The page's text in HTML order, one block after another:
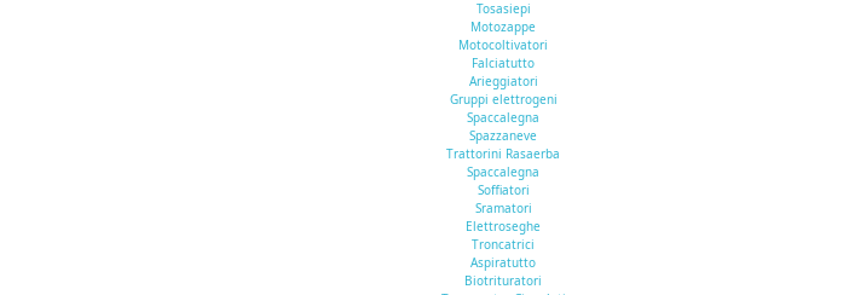
Tosasiepi
Motozappe
Motocoltivatori
Falciatutto
Arieggiatori
Gruppi elettrogeni
Spaccalegna
Spazzaneve
Trattorini Rasaerba
Spaccalegna
Soffiatori
Sramatori
Elettroseghe
Troncatrici
Aspiratutto
Biotrituratori